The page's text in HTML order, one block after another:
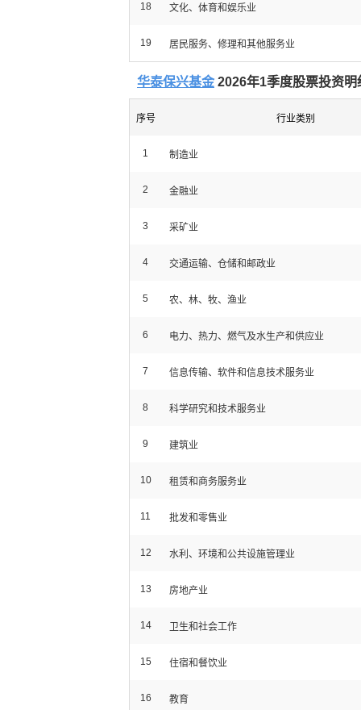
18 文化、体育和娱乐业
19 居民服务、修理和其他服务业
华泰保兴基金 2026年1季度股票投资明
序号 行业类别
1 制造业
2 金融业
3 采矿业
4 交通运输、仓储和邮政业
5 农、林、牧、渔业
6 电力、热力、燃气及水生产和供应业
7 信息传输、软件和信息技术服务业
8 科学研究和技术服务业
9 建筑业
10 租赁和商务服务业
11 批发和零售业
12 水利、环境和公共设施管理业
13 房地产业
14 卫生和社会工作
15 住宿和餐饮业
16 教育